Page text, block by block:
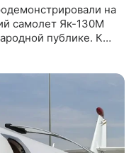
на
самолет Як-130М
публике. Как